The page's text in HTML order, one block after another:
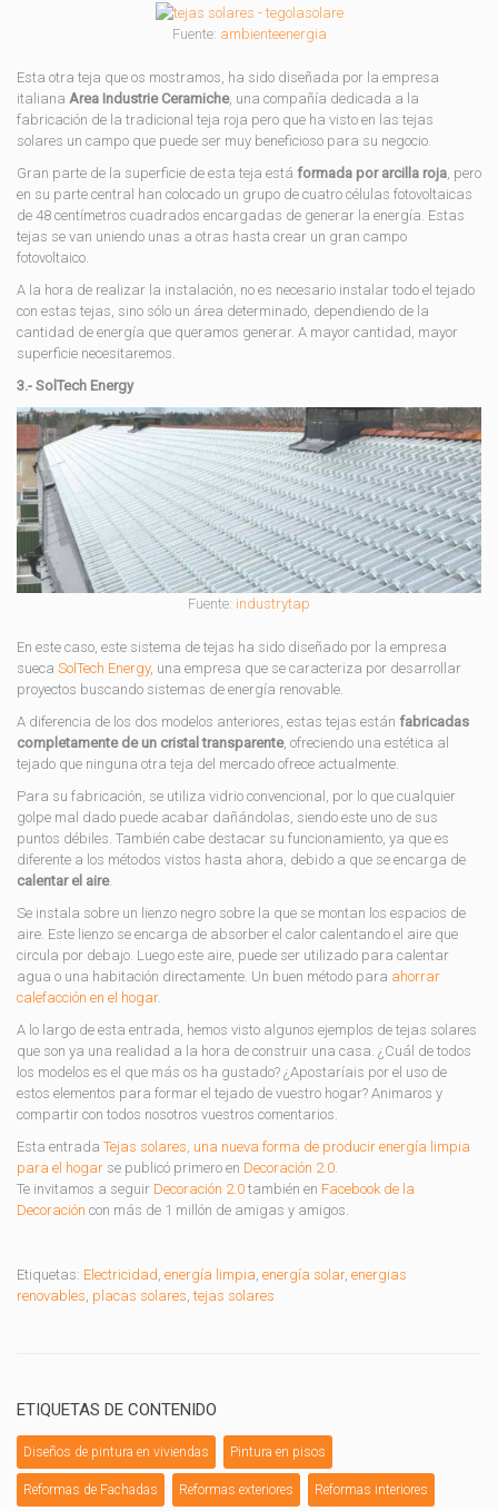
Fuente: ambienteenergia
Esta otra teja que os mostramos, ha sido diseñada por la empresa
italiana Area Industrie Ceramiche, una compañía dedicada a la
fabricación de la tradicional teja roja pero que ha visto en las tejas
solares un campo que puede ser muy beneficioso para su negocio.
Gran parte de la superficie de esta teja está formada por arcilla roja , pero
en su parte central han colocado un grupo de cuatro células fotovoltaicas
de 48 centímetros cuadrados encargadas de generar la energía. Estas
tejas se van uniendo unas a otras hasta crear un gran campo
fotovoltaico.
A la hora de realizar la instalación, no es necesario instalar todo el tejado
con estas tejas, sino sólo un área determinado, dependiendo de la
cantidad de energía que queramos generar. A mayor cantidad, mayor
superficie necesitaremos.
3.- SolTech Energy
Fuente: industrytap
En este caso, este sistema de tejas ha sido diseñado por la empresa
sueca SolTech Energy, una empresa que se caracteriza por desarrollar
proyectos buscando sistemas de energía renovable.
A diferencia de los dos modelos anteriores, estas tejas están fabricadas
completamente de un cristal transparente, ofreciendo una estética al
tejado que ninguna otra teja del mercado ofrece actualmente.
Para su fabricación, se utiliza vidrio convencional, por lo que cualquier
golpe mal dado puede acabar dañándolas, siendo este uno de sus
puntos débiles. También cabe destacar su funcionamiento, ya que es
diferente a los métodos vistos hasta ahora, debido a que se encarga de
calentar el aire.
Se instala sobre un lienzo negro sobre la que se montan los espacios de
aire. Este lienzo se encarga de absorber el calor calentando el aire que
circula por debajo. Luego este aire, puede ser utilizado para calentar
agua o una habitación directamente. Un buen método para ahorrar
calefacción en el hogar.
A lo largo de esta entrada, hemos visto algunos ejemplos de tejas solares
que son ya una realidad a la hora de construir una casa. ¿Cuál de todos
los modelos es el que más os ha gustado? ¿Apostaríais por el uso de
estos elementos para formar el tejado de vuestro hogar? Animaros y
compartir con todos nosotros vuestros comentarios.
Esta entrada Tejas solares, una nueva forma de producir energía limpia
para el hogar se publicó primero en Decoración 2.0
Te invitamos a seguir Decoración 2.0 también en Facebook de la
Decoración con más de 1 millón de amigas y amigos.
Etiquetas: Electricidad energía limpia energía solar, energias
renovables placas solares ,tejas solares
ETIQUETAS DE CONTENIDO
Diseños de pintura en viviendas Pintura en pisos
Reformas de Fachadas Reformas exteriores Reformas interiores